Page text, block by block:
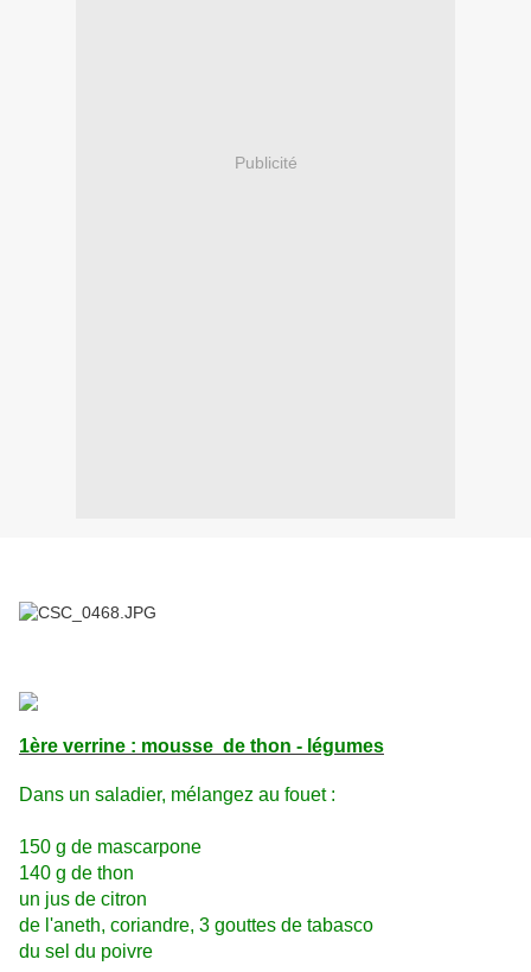
Publicité
1ère verrine : mousse de thon - légumes
Dans un saladier, mélangez au fouet :
150 g de mascarpone
140 g de thon
un jus de citron
de l'aneth, coriandre, 3 gouttes de tabasco
du sel du poivre